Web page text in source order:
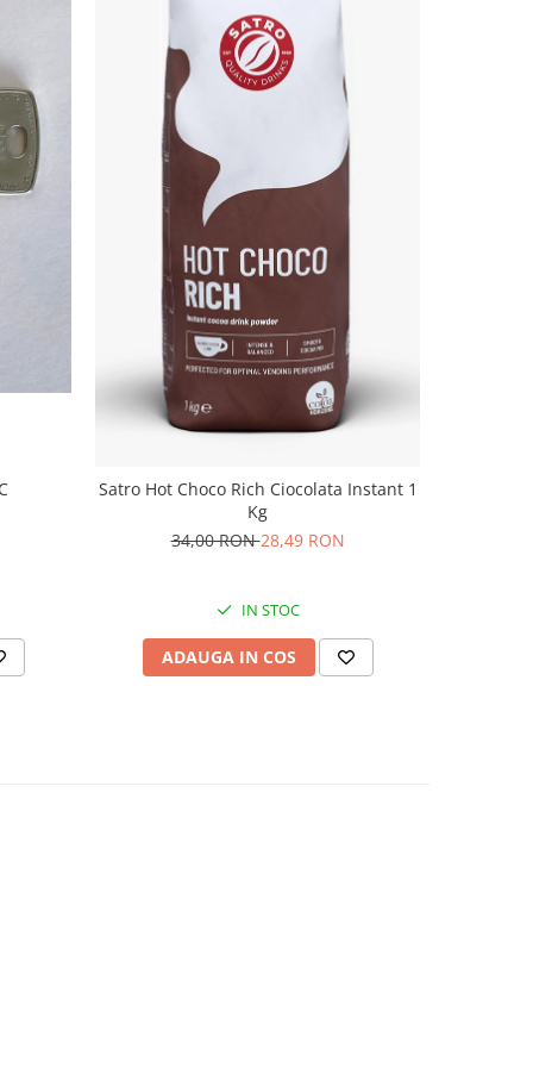
Satro Hot Choco Rich Ciocolata Instant 1
Kg
34,00 RON28,49 RON
IN STOC
ADAUGA IN COS